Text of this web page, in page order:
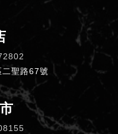
二聖路67號